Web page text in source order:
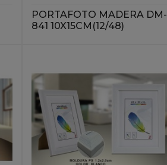
PORTAFOTO MADERA DM-
841 10X15CM(12/48)